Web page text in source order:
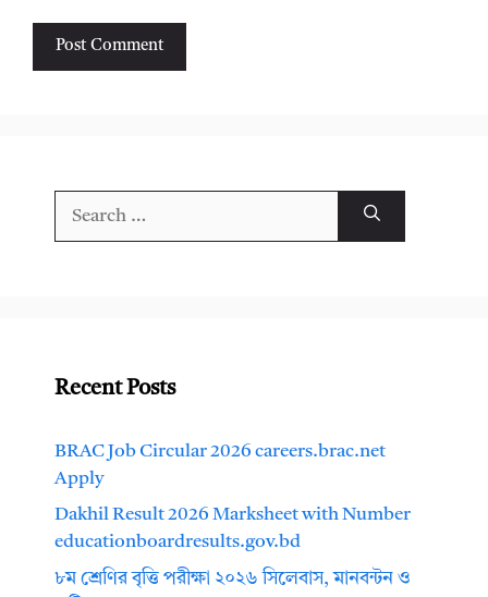
Recent Posts
BRAC Job Circular 2026 careers.brac.net
Apply
Dakhil Result 2026 Marksheet with Number
educationboardresults.gov.bd
৮ম শ্রেণির বৃত্তি পরীক্ষা ২০২৬ সিলেবাস, মানবন্টন ও